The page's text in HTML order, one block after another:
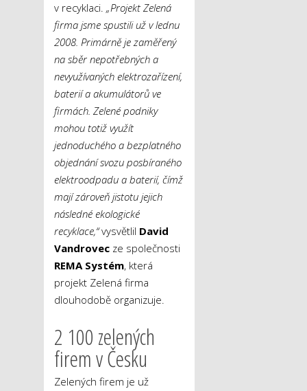
v recyklaci. „Projekt Zelená
firma jsme spustili už v lednu
2008. Primárně je zaměřený
na sběr nepotřebných a
nevyužívaných elektrozařízení,
baterií a akumulátorů ve
firmách. Zelené podniky
mohou totiž využít
jednoduchého a bezplatného
objednání svozu posbíraného
elektroodpadu a baterií, čímž
mají zároveň jistotu jejich
následné ekologické
recyklace,“vysvětlil David
Vandrovec ze společnosti
REMA Systém, která
projekt Zelená firma
dlouhodobě organizuje.
2 100 zelených
firem v Česku
Zelených firem je už